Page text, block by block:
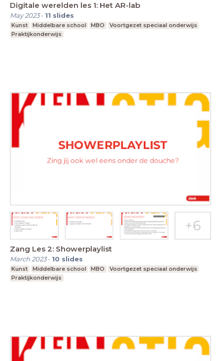
Digitale werelden les 1: Het AR-lab
May 2023- 11 slides
Kunst Middelbare school MBO
Voortgezet speciaal onderwijs
Praktijkonderwijs
Zang Les 2: Showerplaylist
March 2023- 10 slides
Kunst Middelbare school MBO
Voortgezet speciaal onderwijs
Praktijkonderwijs